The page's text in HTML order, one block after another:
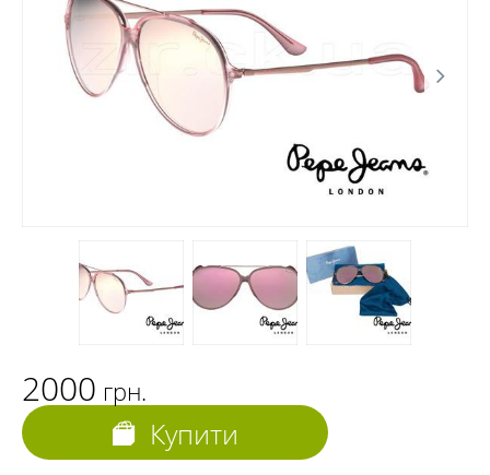
2000 грн.
Купити